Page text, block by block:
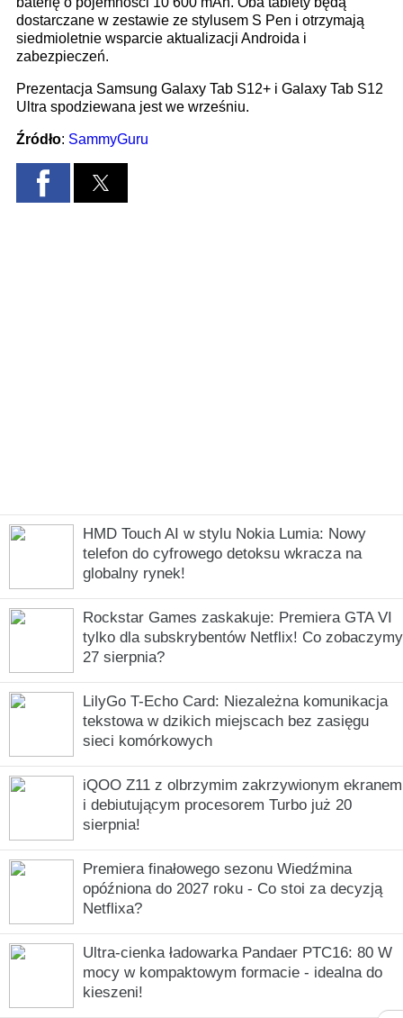
HMD Touch AI w stylu Nokia Lumia: Nowy
telefon do cyfrowego detoksu wkracza na
globalny rynek!
Rockstar Games zaskakuje: Premiera GTA VI
tylko dla subskrybentów Netflix! Co zobaczymy
27 sierpnia?
LilyGo T-Echo Card: Niezależna komunikacja
tekstowa w dzikich miejscach bez zasięgu
sieci komórkowych
iQOO Z11 z olbrzymim zakrzywionym ekranem
i debiutującym procesorem Turbo już 20
sierpnia!
Premiera finałowego sezonu Wiedźmina
opóźniona do 2027 roku - Co stoi za decyzją
Netflixa?
Ultra-cienka ładowarka Pandaer PTC16: 80 W
mocy w kompaktowym formacie - idealna do
kieszeni!